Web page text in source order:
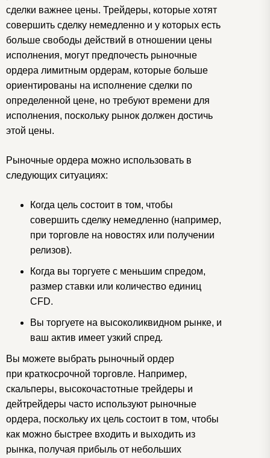
сделки важнее цены. Трейдеры, которые хотят
совершить сделку немедленно и у которых есть
больше свободы действий в отношении цены
исполнения, могут предпочесть рыночные
ордера лимитным ордерам, которые больше
ориентированы на исполнение сделки по
определенной цене, но требуют времени для
исполнения, поскольку рынок должен достичь
этой цены.
Рыночные ордера можно использовать в
следующих ситуациях:
Когда цель состоит в том, чтобы
совершить сделку немедленно (например,
при торговле на новостях или получении
релизов).
Когда вы торгуете с меньшим спредом,
размер ставки или количество единиц
CFD.
Вы торгуете на высоколиквидном рынке, и
ваш актив имеет узкий спред.
Вы можете выбрать рыночный ордер
при краткосрочной торговле. Например,
скальперы, высокочастотные трейдеры и
дейтрейдеры часто используют рыночные
ордера, поскольку их цель состоит в том, чтобы
как можно быстрее входить и выходить из
рынка, получая прибыль от небольших